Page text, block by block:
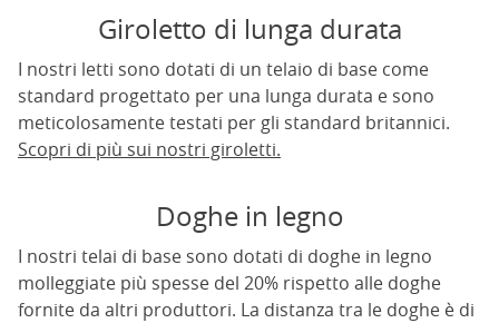
Giroletto di lunga durata
I nostri letti sono dotati di un telaio di base come
standard progettato per una lunga durata e sono
meticolosamente testati per gli standard britannici.
Scopri di più sui nostri giroletti.
Doghe in legno
I nostri telai di base sono dotati di doghe in legno
molleggiate più spesse del 20% rispetto alle doghe
fornite da altri produttori. La distanza tra le doghe è di